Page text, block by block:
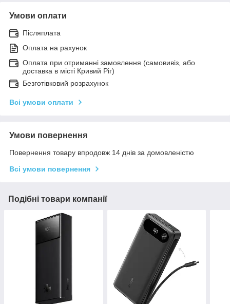
Умови оплати
Післяплата
Оплата на рахунок
Оплата при отриманні замовлення (самовивіз, або
доставка в місті Кривий Ріг)
Безготівковий розрахунок
Всі умови оплати
Умови повернення
Повернення товару впродовж 14 днів за домовленістю
Всі умови повернення
Подібні товари компанії